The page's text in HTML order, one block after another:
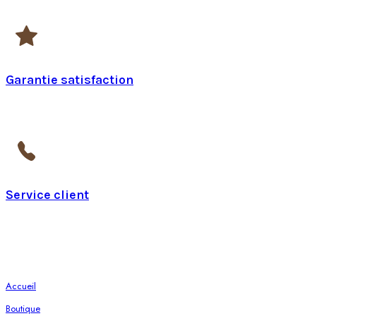
Garantie satisfaction
Service client
Accueil
Boutique